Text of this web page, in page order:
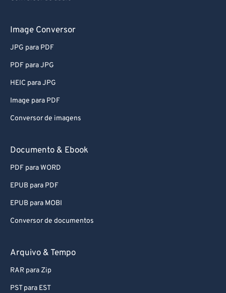
Image Conversor
JPG para PDF
PDF para JPG
HEIC para JPG
Image para PDF
Conversor de imagens
Documento & Ebook
PDF para WORD
EPUB para PDF
EPUB para MOBI
Conversor de documentos
Arquivo & Tempo
RAR para Zip
PST para EST